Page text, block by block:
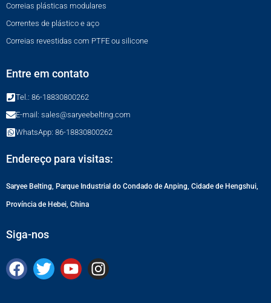
Correias plásticas modulares
Correntes de plástico e aço
Correias revestidas com PTFE ou silicone
Entre em contato
Tel.: 86-18830800262
E-mail: sales@saryeebelting.com
WhatsApp: 86-18830800262
Endereço para visitas:
Saryee Belting, Parque Industrial do Condado de Anping, Cidade de Hengshui,
Província de Hebei, China
Siga-nos